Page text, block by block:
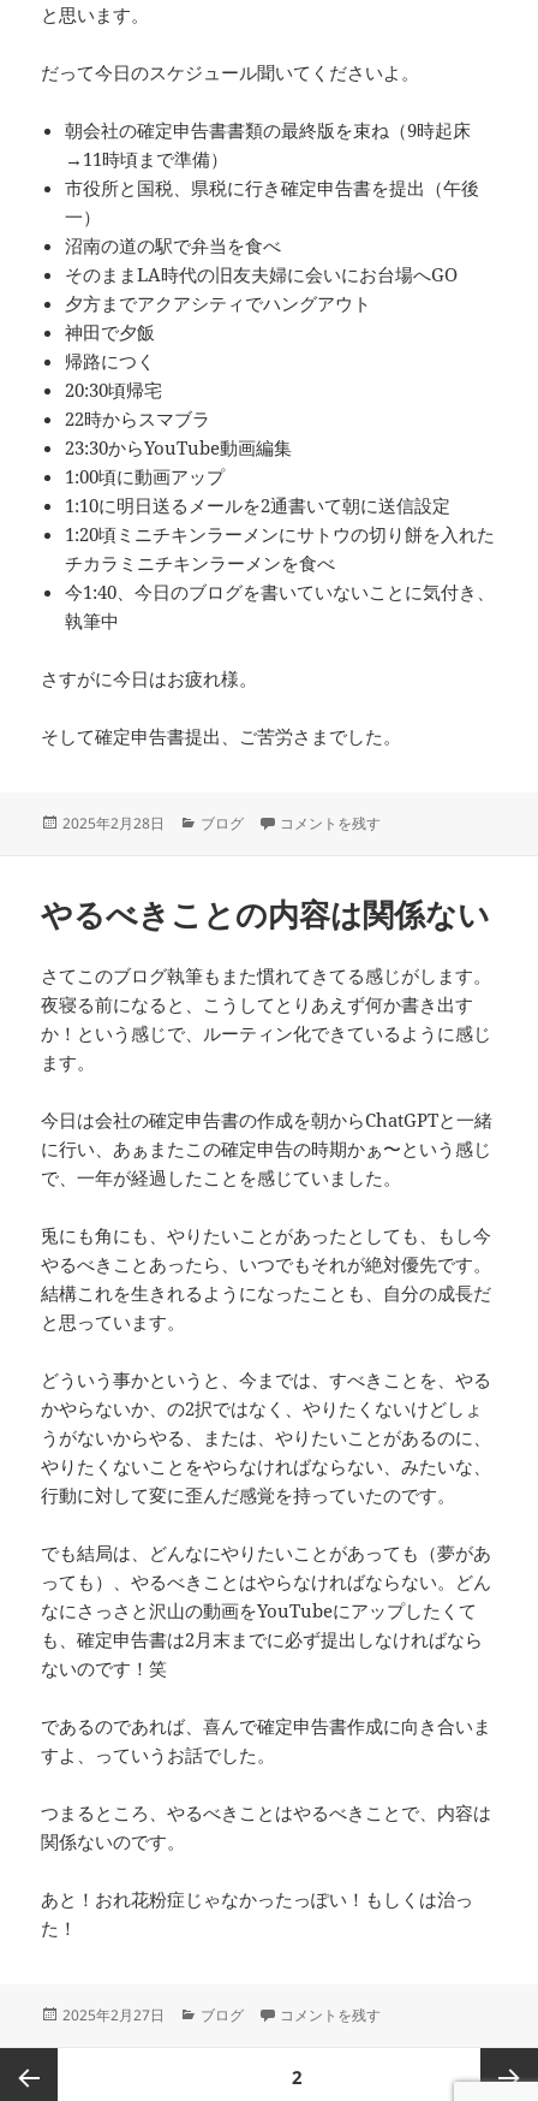
と思います。
だって今日のスケジュール聞いてくださいよ。
朝会社の確定申告書書類の最終版を束ね（9時起床
→11時頃まで準備）
市役所と国税、県税に行き確定申告書を提出（午後
一）
沼南の道の駅で弁当を食べ
そのままLA時代の旧友夫婦に会いにお台場へGO
夕方までアクアシティでハングアウト
神田で夕飯
帰路につく
20:30頃帰宅
22時からスマブラ
23:30からYouTube動画編集
1:00頃に動画アップ
1:10に明日送るメールを2通書いて朝に送信設定
1:20頃ミニチキンラーメンにサトウの切り餅を入れた
チカラミニチキンラーメンを食べ
今1:40、今日のブログを書いていないことに気付き、
執筆中
さすがに今日はお疲れ様。
そして確定申告書提出、ご苦労さまでした。
投
2025年2月28日
カ
ー
ブログ 起きている間は常に仕事 に
コメントを残す
やるべきことの内容は関係ない
さてこのブログ執筆もまた慣れてきてる感じがします。
夜寝る前になると、こうしてとりあえず何か書き出す
か！という感じで、ルーティン化できているように感じ
ます。
今日は会社の確定申告書の作成を朝からChatGPTと一緒
に行い、あぁまたこの確定申告の時期かぁ〜という感じ
で、一年が経過したことを感じていました。
兎にも角にも、やりたいことがあったとしても、もし今
やるべきことあったら、いつでもそれが絶対優先です。
結構これを生きれるようになったことも、自分の成長だ
と思っています。
どういう事かというと、今までは、すべきことを、やる
かやらないか、の2択ではなく、やりたくないけどしょ
うがないからやる、または、やりたいことがあるのに、
やりたくないことをやらなければならない、みたいな、
行動に対して変に歪んだ感覚を持っていたのです。
でも結局は、どんなにやりたいことがあっても（夢があ
っても）、やるべきことはやらなければならない。どん
なにさっさと沢山の動画をYouTubeにアップしたくて
も、確定申告書は2月末までに必ず提出しなければなら
ないのです！笑
であるのであれば、喜んで確定申告書作成に向き合いま
すよ、っていうお話でした。
つまるところ、やるべきことはやるべきことで、内容は
関係ないのです。
あと！おれ花粉症じゃなかったっぽい！もしくは治っ
た！
投
2025年2月27日
カ
ブログ やるべきことの内容は関係ない に
コメントを残す
ページ2